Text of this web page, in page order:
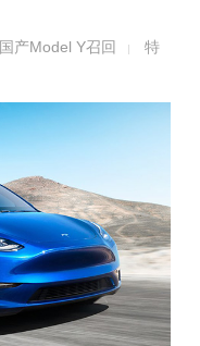
国产Model Y召回
特